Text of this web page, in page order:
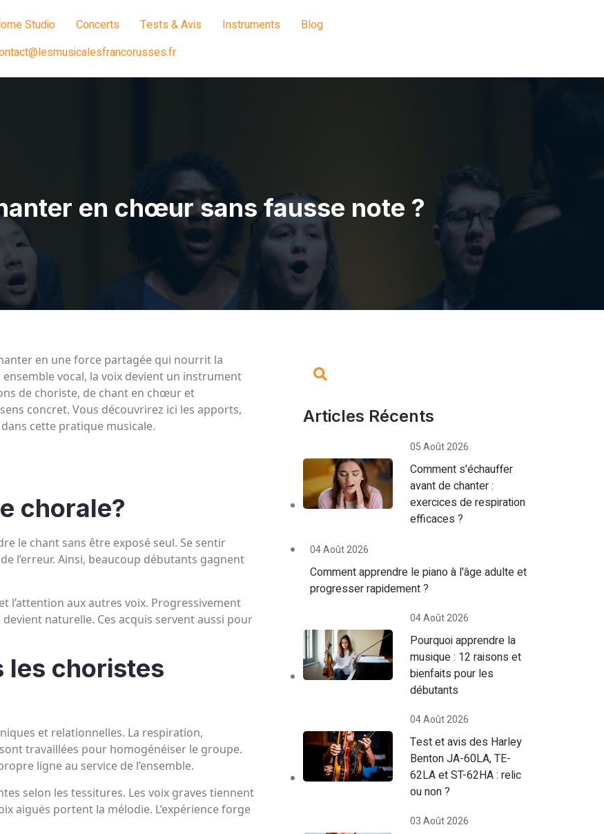
Studio Concerts Tests & Avis Instruments
Blog
en chœur sans fausse note ?
en une force partagée qui nourrit la
vocal, la voix devient un instrument
de choriste, de chant en chœur et
concret. Vous découvrirez ici les apports,
cette pratique musicale.
chorale?
le chant sans être exposé seul. Se sentir
l’erreur. Ainsi, beaucoup débutants gagnent
l’attention aux autres voix. Progressivement
devient naturelle. Ces acquis servent aussi pour
les choristes
et relationnelles. La respiration,
travaillées pour homogénéiser le groupe.
ligne au service de l’ensemble.
selon les tessitures. Les voix graves tiennent
aiguës portent la mélodie. L’expérience forge
Articles Récents
05 Août 2026
Comment s'échauffer
avant de chanter :
exercices de respiration
efficaces ?
04 Août 2026
Comment apprendre le piano à l'âge adulte et
progresser rapidement ?
04 Août 2026
Pourquoi apprendre la
musique : 12 raisons et
bienfaits pour les
débutants
04 Août 2026
Test et avis des Harley
Benton JA-60LA, TE-
62LA et ST-62HA : relic
ou non ?
03 Août 2026